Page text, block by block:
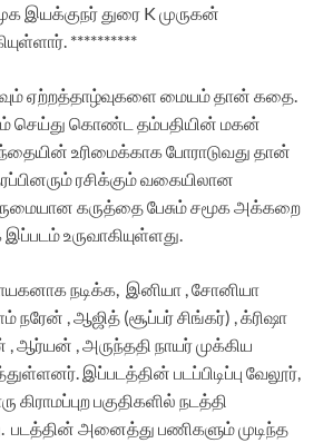
இயக்குநர் துரை K முருகன்
**********
ஏற்றத்தாழ்வுகளை மையம் தான் கதை.
செய்து கொண்ட தம்பதியின் மகன்
உரிமைக்காக போராடுவது தான்
ரசிக்கும் வகையிலான
கருத்தை பேசும் சமூக அக்கறை
உருவாகியுள்ளது.
நடிக்க, இனியா , சோனியா
, ஆஜித் (சூப்பர் சிங்கர்) , க்ரிஷா
, ஆர்யன் , அருந்ததி நாயர் முக்கிய
இப்படத்தின் படப்பிடிப்பு வேலூர்,
கிராமப்புற பகுதிகளில் நடத்தி
படத்தின் அனைத்து பணிகளும் முடிந்த